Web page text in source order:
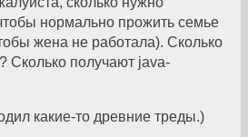
нормально прожить семье
жена не работала). Сколько
Сколько получают java-
какие-то древние треды.)